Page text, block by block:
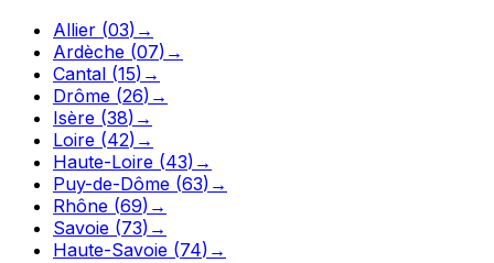
Allier (03) →
Ardèche (07) →
Cantal (15) →
Drôme (26) →
Isère (38) →
Loire (42) →
Haute-Loire (43) →
Puy-de-Dôme (63) →
Rhône (69) →
Savoie (73) →
Haute-Savoie (74) →